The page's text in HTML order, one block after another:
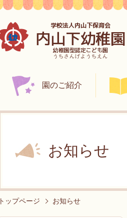
学校法人内山下保育会
内山下幼稚園
幼稚園型認定こども園
うちさんげようちえん
園のご紹介
お知らせ
トップページ お知らせ